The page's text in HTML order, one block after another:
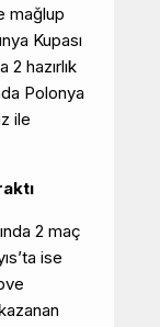
mağlup
Kupası
hazırlık
Polonya
ile
2 maç
ise